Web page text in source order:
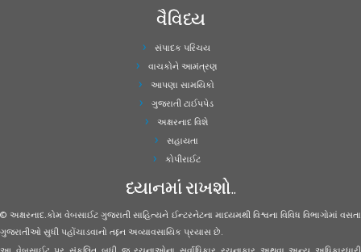
વૈવિધ્ય
સંપાદક પરિચય
વાચકોને આમંત્રણ
આપણા સામયિકો
ગુજરાતી ટાઈપપેડ
અક્ષરનાદ વિશે
સહાયતા
કોપીરાઈટ
ધ્યાનમાં રાખશો..
© અક્ષરનાદ.કોમ વેબસાઈટ ગુજરાતી સાહિત્યને ઈન્ટરનેટના માધ્યમથી વિશ્વના વિવિધ વિભાગોમાં વસતા
ગુજરાતીઓ સુધી પહોંચાડવાનો તદ્દન અવ્યાવસાયિક પ્રયાસ છે.